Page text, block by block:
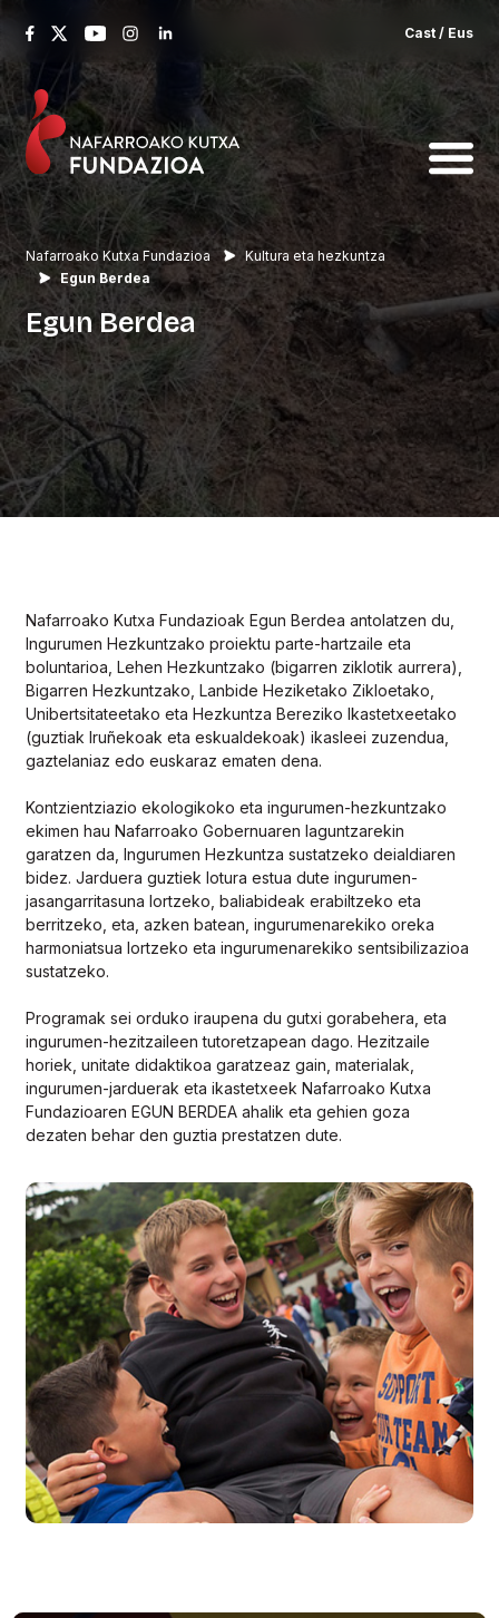
Cast / Eus
Nafarroako Kutxa Fundazioa
Kultura eta hezkuntza
Egun Berdea
Egun Berdea
Nafarroako Kutxa Fundazioak Egun Berdea antolatzen du,
Ingurumen Hezkuntzako proiektu parte-hartzaile eta
boluntarioa, Lehen Hezkuntzako (bigarren ziklotik aurrera),
Bigarren Hezkuntzako, Lanbide Heziketako Zikloetako,
Unibertsitateetako eta Hezkuntza Bereziko Ikastetxeetako
(guztiak Iruñekoak eta eskualdekoak) ikasleei zuzendua,
gaztelaniaz edo euskaraz ematen dena.
Kontzientziazio ekologikoko eta ingurumen-hezkuntzako
ekimen hau Nafarroako Gobernuaren laguntzarekin
garatzen da, Ingurumen Hezkuntza sustatzeko deialdiaren
bidez. Jarduera guztiek lotura estua dute ingurumen-
jasangarritasuna lortzeko, baliabideak erabiltzeko eta
berritzeko, eta, azken batean, ingurumenarekiko oreka
harmoniatsua lortzeko eta ingurumenarekiko sentsibilizazioa
sustatzeko.
Programak sei orduko iraupena du gutxi gorabehera, eta
ingurumen-hezitzaileen tutoretzapean dago. Hezitzaile
horiek, unitate didaktikoa garatzeaz gain, materialak,
ingurumen-jarduerak eta ikastetxeek Nafarroako Kutxa
Fundazioaren EGUN BERDEA ahalik eta gehien goza
dezaten behar den guztia prestatzen dute.